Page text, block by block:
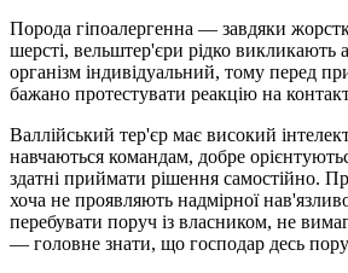
Порода гіпоалергенна — завдяки
шерсті, вельштер'єри рідко викликають
організм індивідуальний, тому перед
бажано протестувати реакцію на
Валлійський тер'єр має високий
навчаються командам, добре
здатні приймати рішення самостійно.
хоча не проявляють надмірної
перебувати поруч із власником, не
— головне знати, що господар десь